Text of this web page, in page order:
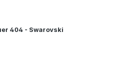
404 - Swarovski